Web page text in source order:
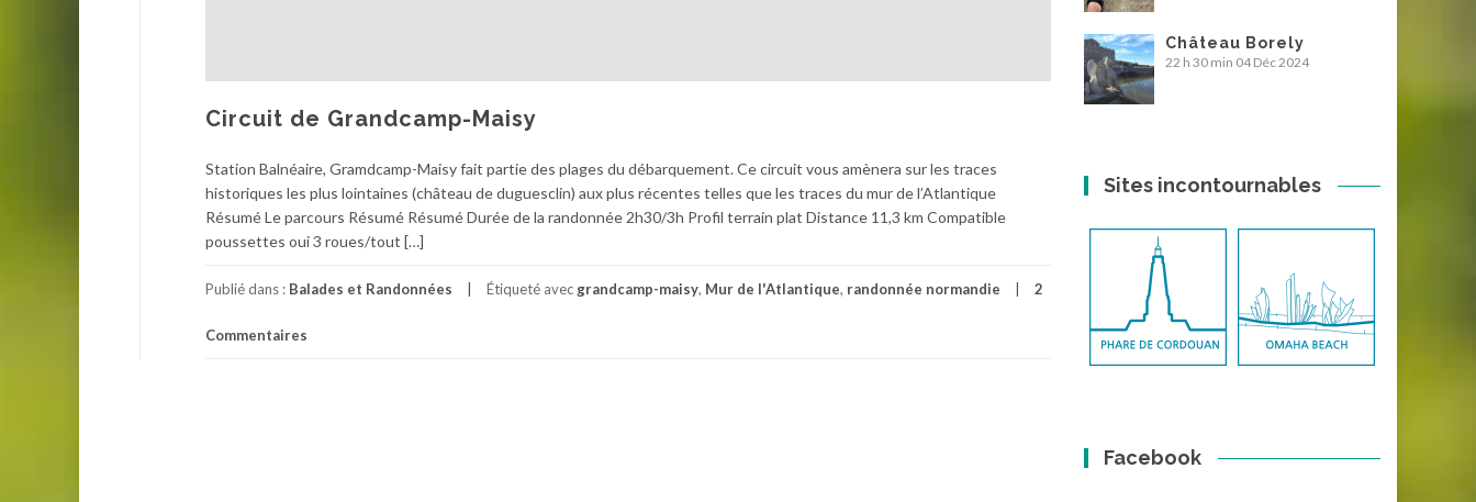
Circuit de Grandcamp-Maisy
Station Balnéaire, Gramdcamp-Maisy fait partie des plages du débarquement. Ce circuit vous amènera sur les traces
historiques les plus lointaines (château de duguesclin) aux plus récentes telles que les traces du mur de l’Atlantique
Résumé Le parcours Résumé Résumé Durée de la randonnée 2h30/3h Profil terrain plat Distance 11,3 km Compatible
poussettes oui 3 roues/tout […]
Publié dans : Balades et Randonnées Étiqueté avec grandcamp-maisy, Mur de l'Atlantique, randonnée normandie 2
Commentaires
Château Borely
22 h 30 min 04 Déc 2024
Sites incontournables
Facebook